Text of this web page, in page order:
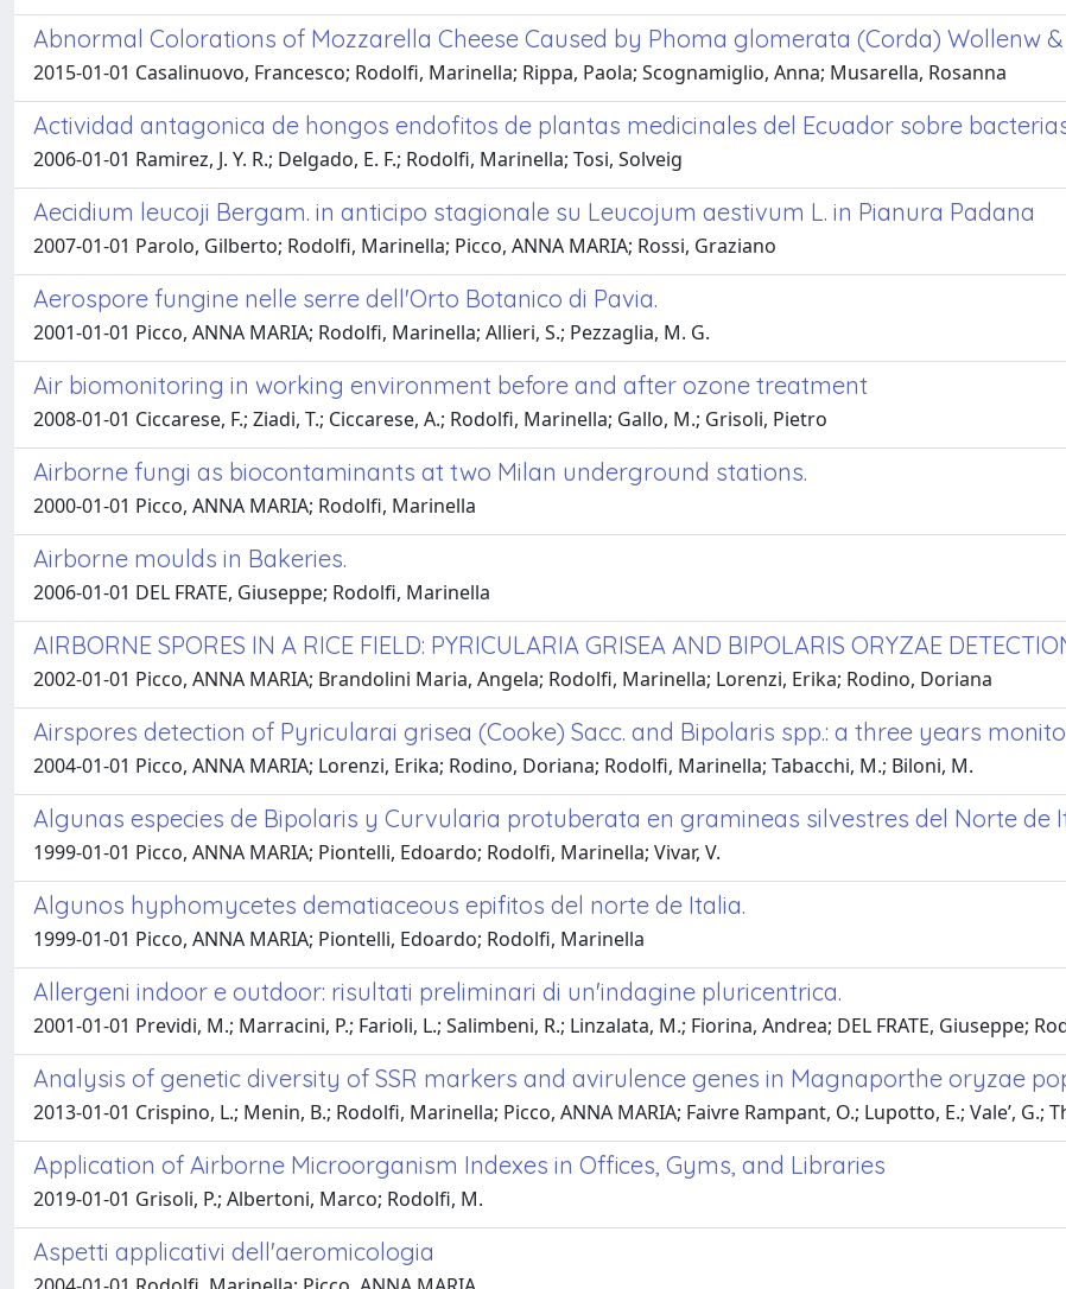
Abnormal Colorations of Mozzarella Cheese Caused by Phoma glomerata (Corda) Wollenw
2015-01-01 Casalinuovo, Francesco; Rodolfi, Marinella; Rippa, Paola; Scognamiglio, Anna; Musarella, Rosanna
Actividad antagonica de hongos endofitos de plantas medicinales del Ecuador sobre
2006-01-01 Ramirez, J. Y. R.; Delgado, E. F.; Rodolfi, Marinella; Tosi, Solveig
Aecidium leucoji Bergam. in anticipo stagionale su Leucojum aestivum L. in Pianura Padana
2007-01-01 Parolo, Gilberto; Rodolfi, Marinella; Picco, ANNA MARIA; Rossi, Graziano
Aerospore fungine nelle serre dell'Orto Botanico di Pavia.
2001-01-01 Picco, ANNA MARIA; Rodolfi, Marinella; Allieri, S.; Pezzaglia, M. G.
Air biomonitoring in working environment before and after ozone treatment
2008-01-01 Ciccarese, F.; Ziadi, T.; Ciccarese, A.; Rodolfi, Marinella; Gallo, M.; Grisoli, Pietro
Airborne fungi as biocontaminants at two Milan underground stations.
2000-01-01 Picco, ANNA MARIA; Rodolfi, Marinella
Airborne moulds in Bakeries.
2006-01-01 DEL FRATE, Giuseppe; Rodolfi, Marinella
AIRBORNE SPORES IN A RICE FIELD: PYRICULARIA GRISEA AND BIPOLARIS ORYZAE
2002-01-01 Picco, ANNA MARIA; Brandolini Maria, Angela; Rodolfi, Marinella; Lorenzi, Erika; Rodino, Doriana
Airspores detection of Pyricularai grisea (Cooke) Sacc. and Bipolaris spp.: a three years
2004-01-01 Picco, ANNA MARIA; Lorenzi, Erika; Rodino, Doriana; Rodolfi, Marinella; Tabacchi, M.; Biloni, M.
Algunas especies de Bipolaris y Curvularia protuberata en gramineas silvestres del Norte de
1999-01-01 Picco, ANNA MARIA; Piontelli, Edoardo; Rodolfi, Marinella; Vivar, V.
Algunos hyphomycetes dematiaceous epifitos del norte de Italia.
1999-01-01 Picco, ANNA MARIA; Piontelli, Edoardo; Rodolfi, Marinella
Allergeni indoor e outdoor: risultati preliminari di un'indagine pluricentrica.
2001-01-01 Previdi, M.; Marracini, P.; Farioli, L.; Salimbeni, R.; Linzalata, M.; Fiorina, Andrea; DEL FRATE, Giuseppe;
Analysis of genetic diversity of SSR markers and avirulence genes in Magnaporthe oryzae
2013-01-01 Crispino, L.; Menin, B.; Rodolfi, Marinella; Picco, ANNA MARIA; Faivre Rampant, O.; Lupotto, E.; Vale’, G.;
Application of Airborne Microorganism Indexes in Offices, Gyms, and Libraries
2019-01-01 Grisoli, P.; Albertoni, Marco; Rodolfi, M.
Aspetti applicativi dell'aeromicologia